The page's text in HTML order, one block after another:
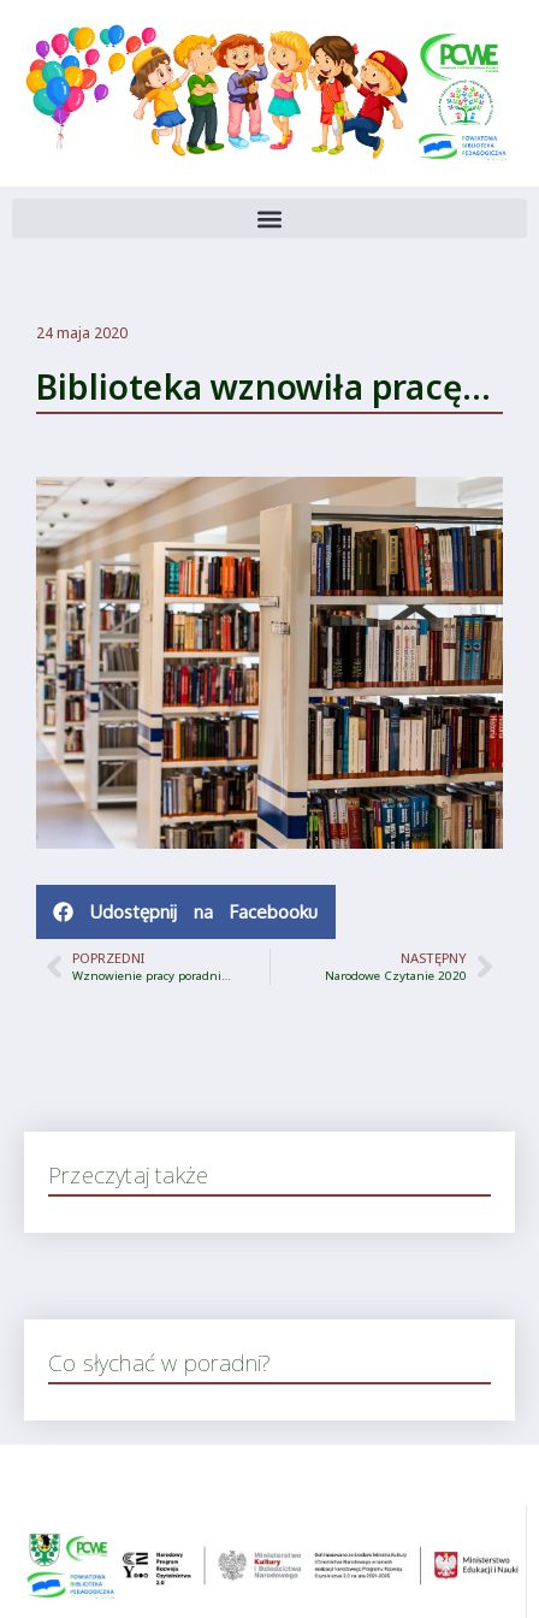
24 maja 2020
Biblioteka wznowiła pracę…
Udostępnij na Facebooku
POPRZEDNI
Wznowienie pracy poradni…
NASTĘPNY
Narodowe Czytanie 2020
Przeczytaj także
Co słychać w poradni?